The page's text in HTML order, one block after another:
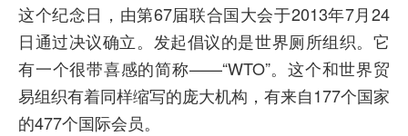
这个纪念日，由第67届联合国大会于2013年7月24
日通过决议确立。发起倡议的是世界厕所组织。它
有一个很带喜感的简称——“WTO”。这个和世界贸
易组织有着同样缩写的庞大机构，有来自177个国家
的477个国际会员。